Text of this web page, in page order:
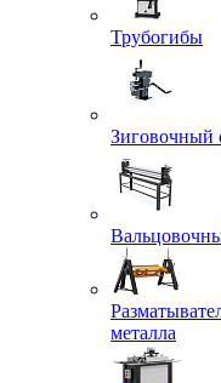
Трубогибы
Зиговочный
металла